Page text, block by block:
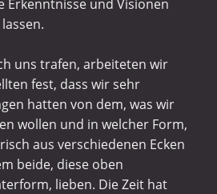
Erkenntnisse und Visionen
uns trafen, arbeiteten wir
fest, dass wir sehr
hatten von dem, was wir
wollen und in welcher Form,
aus verschiedenen Ecken
beide, diese oben
lieben. Die Zeit hat